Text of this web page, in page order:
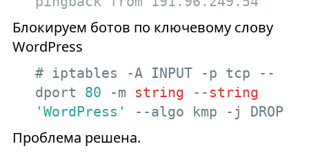
Блокируем ботов по ключевому слову
WordPress
# iptables -A INPUT -p tcp --
dport 80 -m string -- string
'WordPress'
--algo kmp -j DROP
Проблема решена.